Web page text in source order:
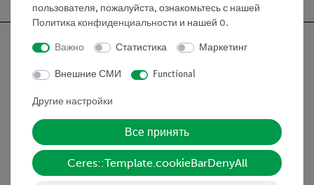
Информация
Контактное лицо
пользователя, пожалуйста, ознакомьтесь с нашей
Политика конфиденциальности и нашей 0.
Важно Статистика Маркетинг
Внешние СМИ Functional
Другие настройки
Все принять
Ceres::Template.cookieBarDenyAll